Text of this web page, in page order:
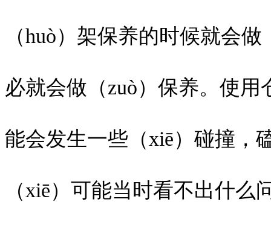
（huò）架保养的时候就会
必就会做（zuò）保养。使
能会发生一些（xiē）碰撞，
（xiē）可能当时看不出什